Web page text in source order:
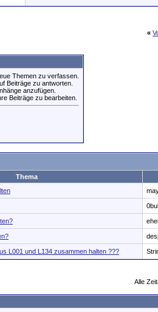
«
Themen zu verfassen.
Beiträge zu antworten.
anzufügen.
Beiträge zu bearbeiten.
Thema
L001 und L134 zusammen halten ???
Alle